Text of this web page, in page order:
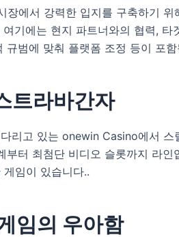
장에서 강력한 입지를 구축하기
기에는 현지 파트너와의 협력,
규범에 맞춰 플랫폼 조정 등이 포함
트라바간자
리고 있는 onewin Casino에서 스
부터 최첨단 비디오 슬롯까지 라
임이 있습니다..
임의 우아함